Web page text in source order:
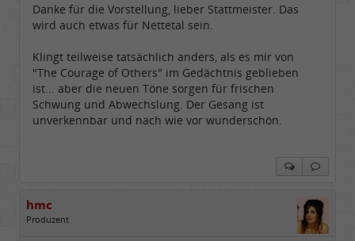
Danke für die Vorstellung, lieber Stattmeister. Das
wird auch etwas für Nettetal sein.
Klingt teilweise tatsächlich anders, als es mir von
"The Courage of Others" im Gedächtnis geblieben
ist... aber die neuen Töne sorgen für frischen
Schwung und Abwechslung. Der Gesang ist
unverkennbar und nach wie vor wunderschön.
hmc
Produzent